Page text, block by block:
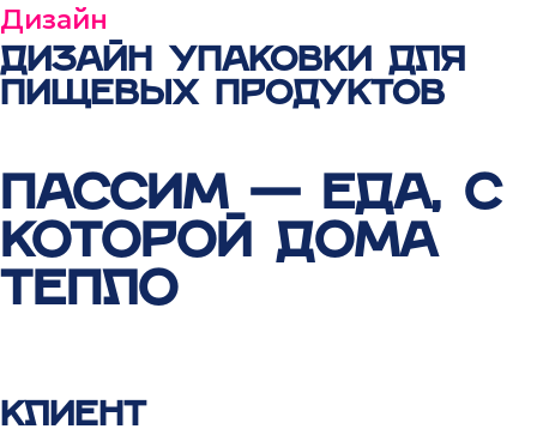
Дизайн
ДИЗАЙН УПАКОВКИ ДЛЯ
ПИЩЕВЫХ ПРОДУКТОВ
ПАССИМ — ЕДА, С
КОТОРОЙ ДОМА
ТЕПЛО
КЛИЕНТ